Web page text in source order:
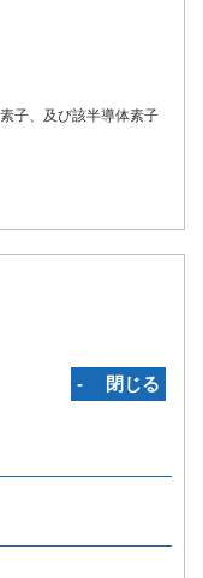
子、及び該半導体素子
‐ 閉じる